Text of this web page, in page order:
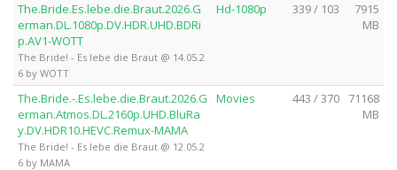
The.Bride.Es.lebe.die.Braut.2026.G
erman.DL.1080p.DV.HDR.UHD.BDRi
p.AV1-WOTT
The Bride! - Es lebe die Braut @ 14.05.2
6 by WOTT
Hd-1080p 339 / 103
7915
MB
The.Bride.-.Es.lebe.die.Braut.2026.G
erman.Atmos.DL.2160p.UHD.BluRa
y.DV.HDR10.HEVC.Remux-MAMA
The Bride! - Es lebe die Braut @ 12.05.2
6 by MAMA
Movies 443 / 370
71168
MB